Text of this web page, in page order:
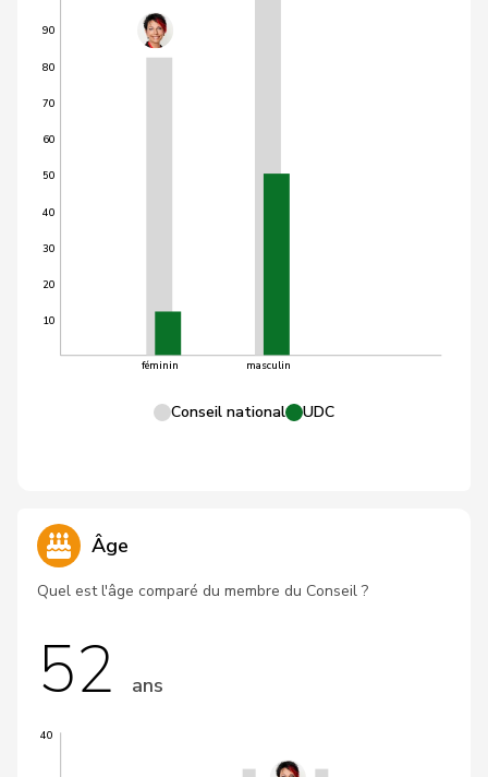
10
20
30
40
50
60
70
80
90
féminin masculin
Conseil national UDC
Âge
Quel est l'âge comparé du membre du Conseil ?
52 ans
40